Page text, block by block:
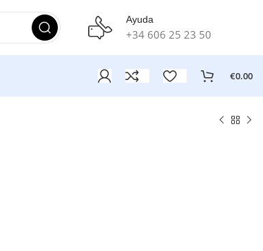
Ayuda
+34 606 25 23 50
€0.00